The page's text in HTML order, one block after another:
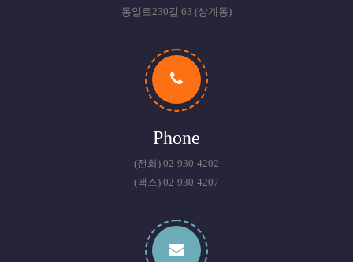
동일로230길 63 (상계동)
Phone
(전화) 02-930-4202
(팩스) 02-930-4207